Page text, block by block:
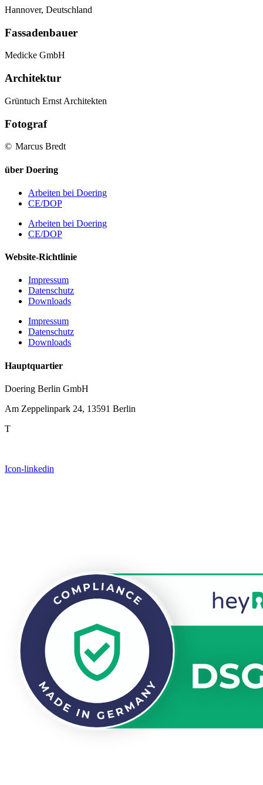
Hannover, Deutschland
Fassadenbauer
Medicke GmbH
Architektur
Grüntuch Ernst Architekten
Fotograf
© Marcus Bredt
über Doering
Arbeiten bei Doering
CE/DOP
Arbeiten bei Doering
CE/DOP
Website-Richtlinie
Impressum
Datenschutz
Downloads
Impressum
Datenschutz
Downloads
Hauptquartier
Doering Berlin GmbH
Am Zeppelinpark 24, 13591 Berlin
T
Icon-linkedin